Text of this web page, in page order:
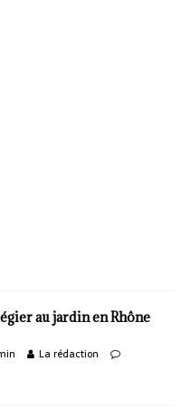
au jardin en Rhône
La rédaction